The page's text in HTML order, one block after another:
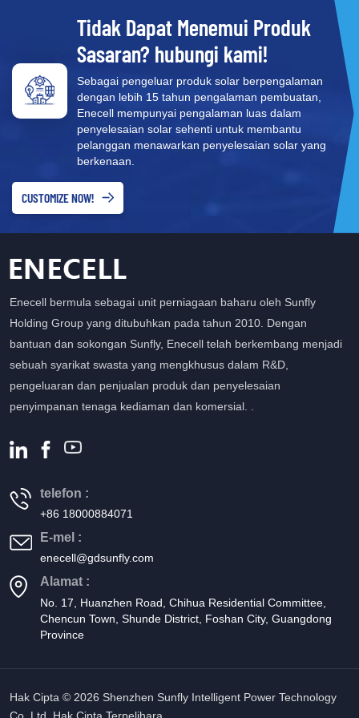
yang boleh dipercayai ⚡
Keselamatan yang
dipertingkatkan dan
kemajuan teknologi
Tidak Dapat Menemui Produk
Sasaran? hubungi kami!
Sebagai pengeluar produk solar berpengalaman
dengan lebih 15 tahun pengalaman pembuatan,
Enecell mempunyai pengalaman luas dalam
penyelesaian solar sehenti untuk membantu
pelanggan menawarkan penyelesaian solar yang
berkenaan.
CUSTOMIZE NOW!
Enecell bermula sebagai unit perniagaan baharu oleh Sunfly
Holding Group yang ditubuhkan pada tahun 2010. Dengan
bantuan dan sokongan Sunfly, Enecell telah berkembang menjadi
sebuah syarikat swasta yang mengkhusus dalam R&D,
pengeluaran dan penjualan produk dan penyelesaian
penyimpanan tenaga kediaman dan komersial. .
telefon :
+86 18000884071
E-mel :
enecell@gdsunfly.com
Alamat :
No. 17, Huanzhen Road, Chihua Residential Committee,
Chencun Town, Shunde District, Foshan City, Guangdong
Province
Hak Cipta © 2026 Shenzhen Sunfly Intelligent Power Technology
Co.,Ltd. Hak Cipta Terpelihara .